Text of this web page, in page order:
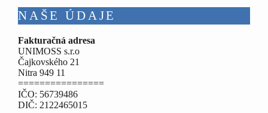
NAŠE ÚDAJE
Fakturačná adresa
UNIMOSS s.r.o
Čajkovského 21
Nitra 949 11
================
IČO: 56739486
DIČ: 2122465015